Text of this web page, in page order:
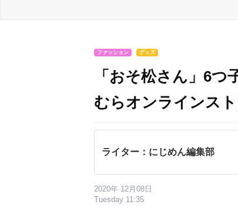
ファッション グッズ
「おそ松さん」6
むらオンラインスト
ライター：にじめん編集部
2020年 12月08日
Tuesday 11:35